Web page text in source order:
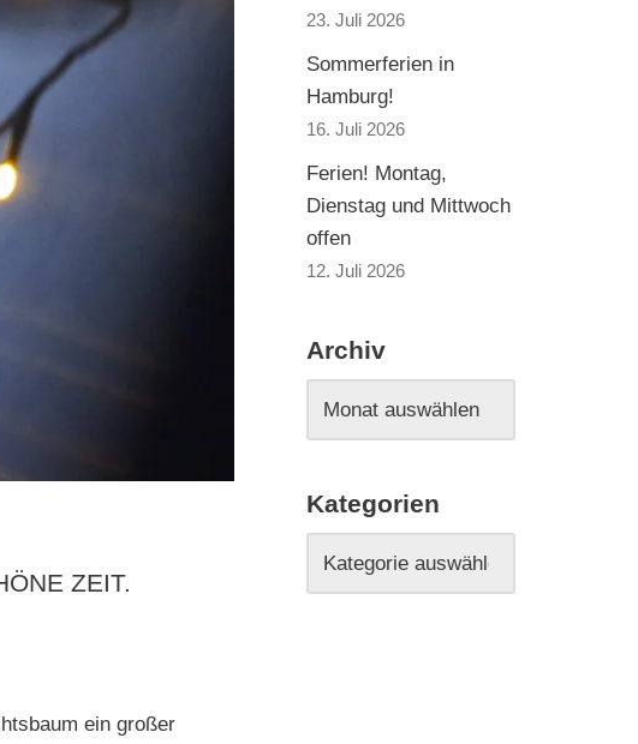
ZEIT.
ein großer
23. Juli 2026
Sommerferien in
Hamburg!
16. Juli 2026
Ferien! Montag,
Dienstag und Mittwoch
offen
12. Juli 2026
Archiv
Kategorien